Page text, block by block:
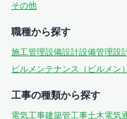
その他
職種から探す
施工管理設備設計設備管理設
ビルメンテナンス（ビルメン）
工事の種類から探す
電気工事建築管工事土木電気